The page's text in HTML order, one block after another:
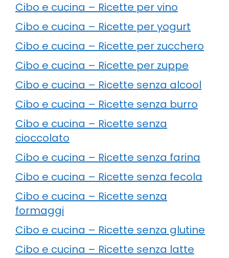
Cibo e cucina – Ricette per vino
Cibo e cucina – Ricette per yogurt
Cibo e cucina – Ricette per zucchero
Cibo e cucina – Ricette per zuppe
Cibo e cucina – Ricette senza alcool
Cibo e cucina – Ricette senza burro
Cibo e cucina – Ricette senza
cioccolato
Cibo e cucina – Ricette senza farina
Cibo e cucina – Ricette senza fecola
Cibo e cucina – Ricette senza
formaggi
Cibo e cucina – Ricette senza glutine
Cibo e cucina – Ricette senza latte